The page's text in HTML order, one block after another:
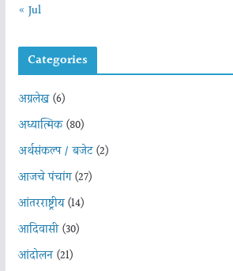
« Jul
Categories
अग्रलेख(6)
अध्यात्मिक(80)
अर्थसंकल्प / बजेट(2)
आजचे पंचांग(27)
आंतरराष्ट्रीय(14)
आदिवासी(30)
आंदोलन(21)